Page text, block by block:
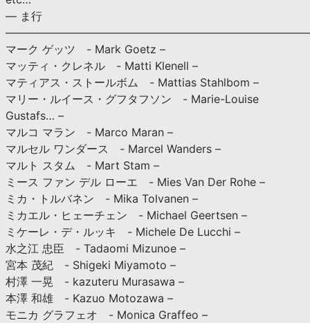
— ま行
マーク ゲッツ - Mark Goetz –
マッティ・クレネル - Matti Klenell –
マティアス・ストールボム - Mattias Stahlbom –
マリー・ルイース・グフタフソン - Marie-Louise
Gustafs… –
マルコ マラン - Marco Maran –
マルセル ワンダース - Marcel Wanders –
マルト スタム - Mart Stam –
ミース ファン デル ローエ - Mies Van Der Rohe –
ミカ・トルバネン - Mika Tolvanen –
ミカエル・ヒェーチェン - Michael Geertsen –
ミケーレ・デ・ルッキ - Michele De Lucchi –
水之江 忠臣 - Tadaomi Mizunoe –
宮本 茂紀 - Shigeki Miyamoto –
村澤 一晃 - kazuteru Murasawa –
本澤 和雄 - Kazuo Motozawa –
モニカ グラフェオ - Monica Graffeo –